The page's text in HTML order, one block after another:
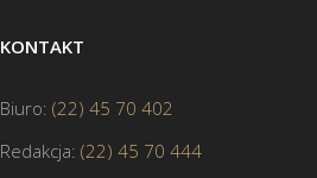
KONTAKT
Biuro: (22) 45 70 402
Redakcja: (22) 45 70 444